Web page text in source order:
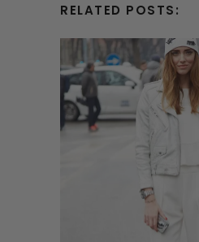
RELATED POSTS: